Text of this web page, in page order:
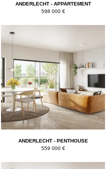
ANDERLECHT - APPARTEMENT
598 000 €
ANDERLECHT - PENTHOUSE
559 000 €